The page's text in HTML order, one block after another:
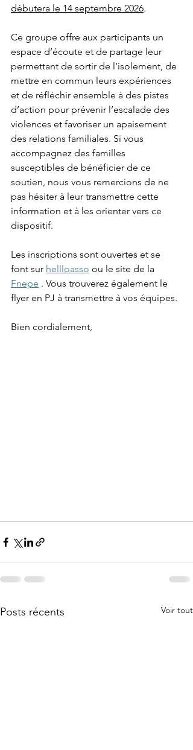
débutera le 14 septembre 2026.
Ce groupe offre aux participants un
espace d’écoute et de partage leur
permettant de sortir de l’isolement, de
mettre en commun leurs expériences
et de réfléchir ensemble à des pistes
d’action pour prévenir l’escalade des
violences et favoriser un apaisement
des relations familiales. Si vous
accompagnez des familles
susceptibles de bénéficier de ce
soutien, nous vous remercions de ne
pas hésiter à leur transmettre cette
information et à les orienter vers ce
dispositif.
Les inscriptions sont ouvertes et se
font sur hellloasso ou le site de la
Fnepe . Vous trouverez également le
flyer en PJ à transmettre à vos équipes.
Bien cordialement,
Posts récents Voir tout